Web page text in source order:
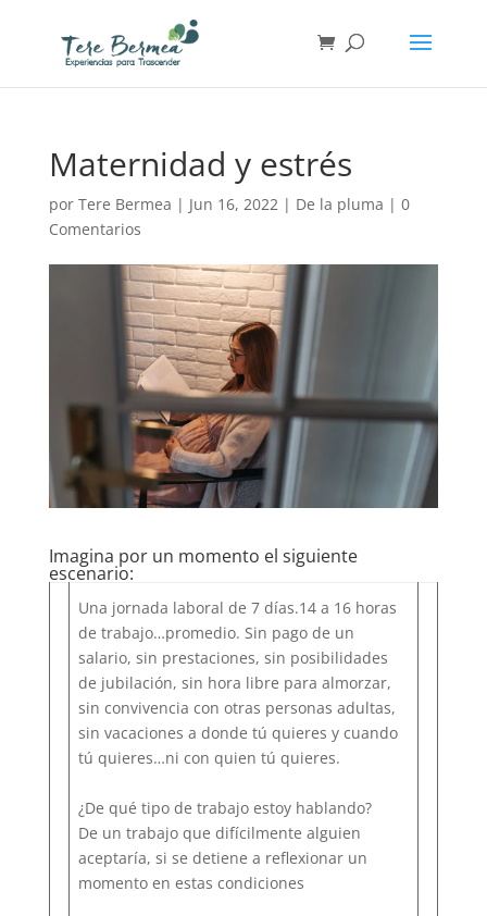
Maternidad y estrés
por Tere Bermea | Jun 16, 2022| De la pluma | 0
Comentarios
Imagina por un momento el siguiente
escenario:
Una jornada laboral de 7 días.14 a 16 horas
de trabajo…promedio. Sin pago de un
salario, sin prestaciones, sin posibilidades
de jubilación, sin hora libre para almorzar,
sin convivencia con otras personas adultas,
sin vacaciones a donde tú quieres y cuando
tú quieres…ni con quien tú quieres.
¿De qué tipo de trabajo estoy hablando?
De un trabajo que difícilmente alguien
aceptaría, si se detiene a reflexionar un
momento en estas condiciones